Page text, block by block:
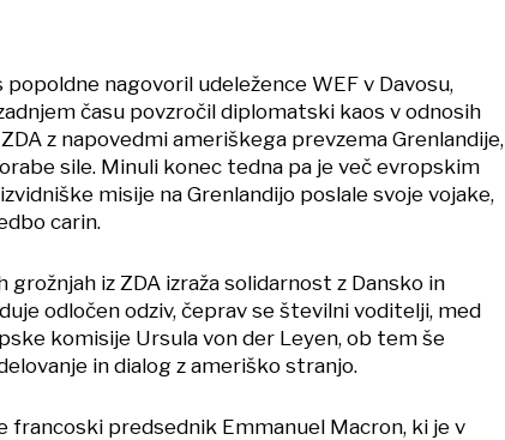
nagovoril udeležence WEF v Davosu,
času povzročil diplomatski kaos v odnosih
z napovedmi ameriškega prevzema Grenlandije,
sile. Minuli konec tedna pa je več evropskim
misije na Grenlandijo poslale svoje vojake,
carin.
grožnjah iz ZDA izraža solidarnost z Dansko in
odločen odziv, čeprav se številni voditelji, med
komisije Ursula von der Leyen, ob tem še
in dialog z ameriško stranjo.
francoski predsednik Emmanuel Macron, ki je v